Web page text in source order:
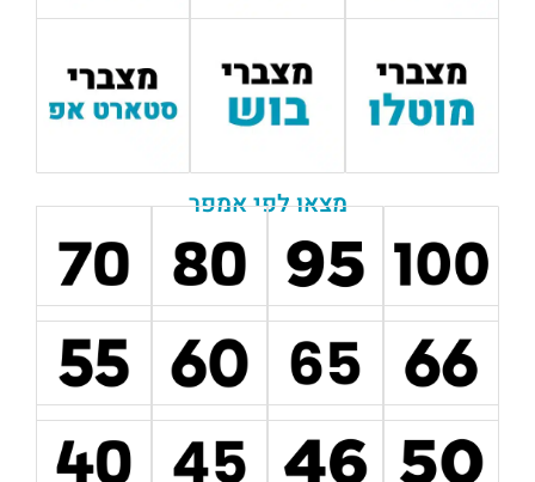
מצאו לפי אמפר